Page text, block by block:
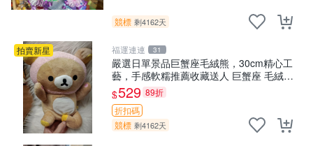
競標 剩4162天
拍賣新星 福運連連 31
嚴選日單景品巨蟹座毛絨熊，30cm精心工
藝，手感軟糯推薦收藏送人 巨蟹座 毛絨玩
具 精緻做工
$529 89折
折扣碼
競標 剩4162天